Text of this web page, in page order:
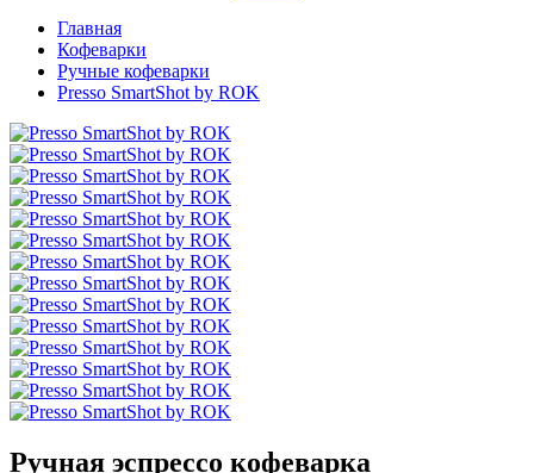
Главная
Кофеварки
Ручные кофеварки
Presso SmartShot by ROK
Ручная эспрессо кофеварка